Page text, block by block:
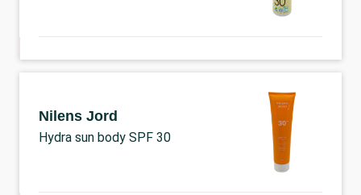
Nilens Jord
Hydra sun body SPF 30